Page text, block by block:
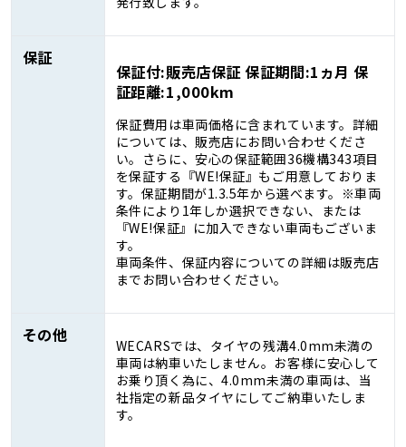
保証
保証付:販売店保証 保証期間:1ヵ月 保
証距離:1,000km
保証費用は車両価格に含まれています。詳細
については、販売店にお問い合わせくださ
い。さらに、安心の保証範囲36機構343項目
を保証する『WE!保証』もご用意しておりま
す。保証期間が1.3.5年から選べます。※車両
条件により1年しか選択できない、または
『WE!保証』に加入できない車両もございま
す。
車両条件、保証内容についての詳細は販売店
までお問い合わせください。
その他
WECARSでは、タイヤの残溝4.0mm未満の
車両は納車いたしません。お客様に安心して
お乗り頂く為に、4.0mm未満の車両は、当
社指定の新品タイヤにしてご納車いたしま
す。